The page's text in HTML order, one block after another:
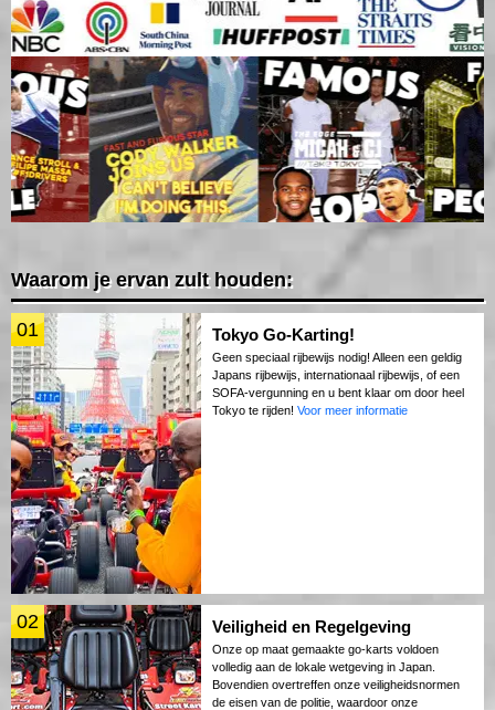
Waarom je ervan zult houden:
01 Tokyo Go-Karting!
Geen speciaal rijbewijs nodig! Alleen een geldig
Japans rijbewijs, internationaal rijbewijs, of een
SOFA-vergunning en u bent klaar om door heel
Tokyo te rijden! Voor meer informatie
02 Veiligheid en Regelgeving
Onze op maat gemaakte go-karts voldoen
volledig aan de lokale wetgeving in Japan.
Bovendien overtreffen onze veiligheidsnormen
de eisen van de politie, waardoor onze